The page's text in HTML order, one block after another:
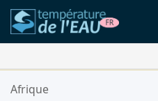
Vos Lieux Favoris:
Afrique